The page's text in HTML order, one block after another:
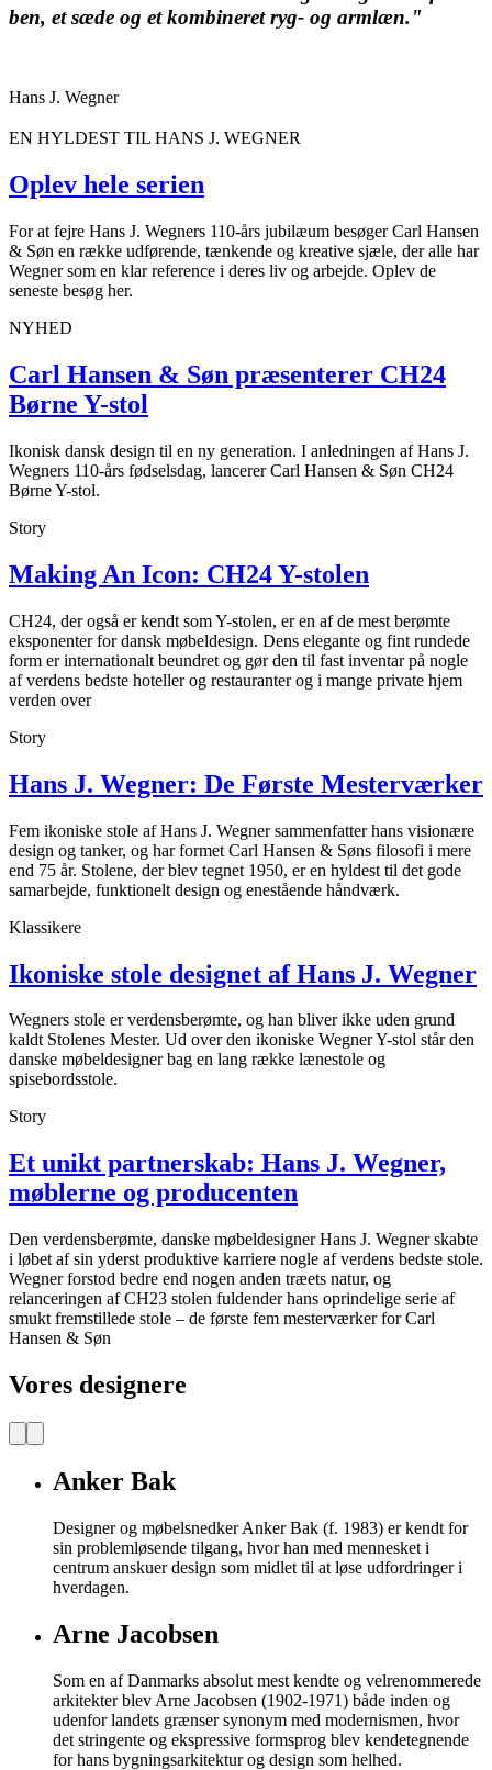
ben, et sæde og et kombineret ryg- og armlæn."
Hans J. Wegner
EN HYLDEST TIL HANS J. WEGNER
Oplev hele serien
For at fejre Hans J. Wegners 110-års jubilæum besøger Carl Hansen
& Søn en række udførende, tænkende og kreative sjæle, der alle har
Wegner som en klar reference i deres liv og arbejde. Oplev de
seneste besøg her.
NYHED
Carl Hansen & Søn præsenterer CH24
Børne Y-stol
Ikonisk dansk design til en ny generation. I anledningen af Hans J.
Wegners 110-års fødselsdag, lancerer Carl Hansen & Søn CH24
Børne Y-stol.
Story
Making An Icon: CH24 Y-stolen
CH24, der også er kendt som Y-stolen, er en af de mest berømte
eksponenter for dansk møbeldesign. Dens elegante og fint rundede
form er internationalt beundret og gør den til fast inventar på nogle
af verdens bedste hoteller og restauranter og i mange private hjem
verden over
Story
Hans J. Wegner: De Første Mesterværker
Fem ikoniske stole af Hans J. Wegner sammenfatter hans visionære
design og tanker, og har formet Carl Hansen & Søns filosofi i mere
end 75 år. Stolene, der blev tegnet 1950, er en hyldest til det gode
samarbejde, funktionelt design og enestående håndværk.
Klassikere
Ikoniske stole designet af Hans J. Wegner
Wegners stole er verdensberømte, og han bliver ikke uden grund
kaldt Stolenes Mester. Ud over den ikoniske Wegner Y-stol står den
danske møbeldesigner bag en lang række lænestole og
spisebordsstole.
Story
Et unikt partnerskab: Hans J. Wegner,
møblerne og producenten
Den verdensberømte, danske møbeldesigner Hans J. Wegner skabte
i løbet af sin yderst produktive karriere nogle af verdens bedste stole.
Wegner forstod bedre end nogen anden træets natur, og
relanceringen af CH23 stolen fuldender hans oprindelige serie af
smukt fremstillede stole – de første fem mesterværker for Carl
Hansen & Søn
Vores designere
Anker Bak
Designer og møbelsnedker Anker Bak (f. 1983) er kendt for
sin problemløsende tilgang, hvor han med mennesket i
centrum anskuer design som midlet til at løse udfordringer i
hverdagen.
Arne Jacobsen
Som en af Danmarks absolut mest kendte og velrenommerede
arkitekter blev Arne Jacobsen (1902-1971) både inden og
udenfor landets grænser synonym med modernismen, hvor
det stringente og ekspressive formsprog blev kendetegnende
for hans bygningsarkitektur og design som helhed.